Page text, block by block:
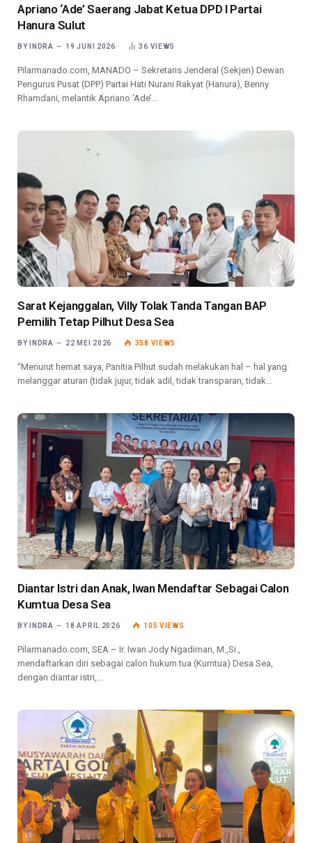
Apriano ‘Ade’ Saerang Jabat Ketua DPD I Partai
Hanura Sulut
BY INDRA 19 JUNI 2026 36 VIEWS
Pilarmanado.com, MANADO – Sekretaris Jenderal (Sekjen) Dewan
Pengurus Pusat (DPP) Partai Hati Nurani Rakyat (Hanura), Benny
Rhamdani, melantik Apriano ‘Ade’…
Sarat Kejanggalan, Villy Tolak Tanda Tangan BAP
Pemilih Tetap Pilhut Desa Sea
BY INDRA 22 MEI 2026 358 VIEWS
“Menurut hemat saya, Panitia Pilhut sudah melakukan hal – hal yang
melanggar aturan (tidak jujur, tidak adil, tidak transparan, tidak…
Diantar Istri dan Anak, Iwan Mendaftar Sebagai Calon
Kumtua Desa Sea
BY INDRA 18 APRIL 2026 105 VIEWS
Pilarmanado.com, SEA – Ir. Iwan Jody Ngadiman, M.,Si.,
mendaftarkan diri sebagai calon hukum tua (Kumtua) Desa Sea,
dengan diantar istri,…